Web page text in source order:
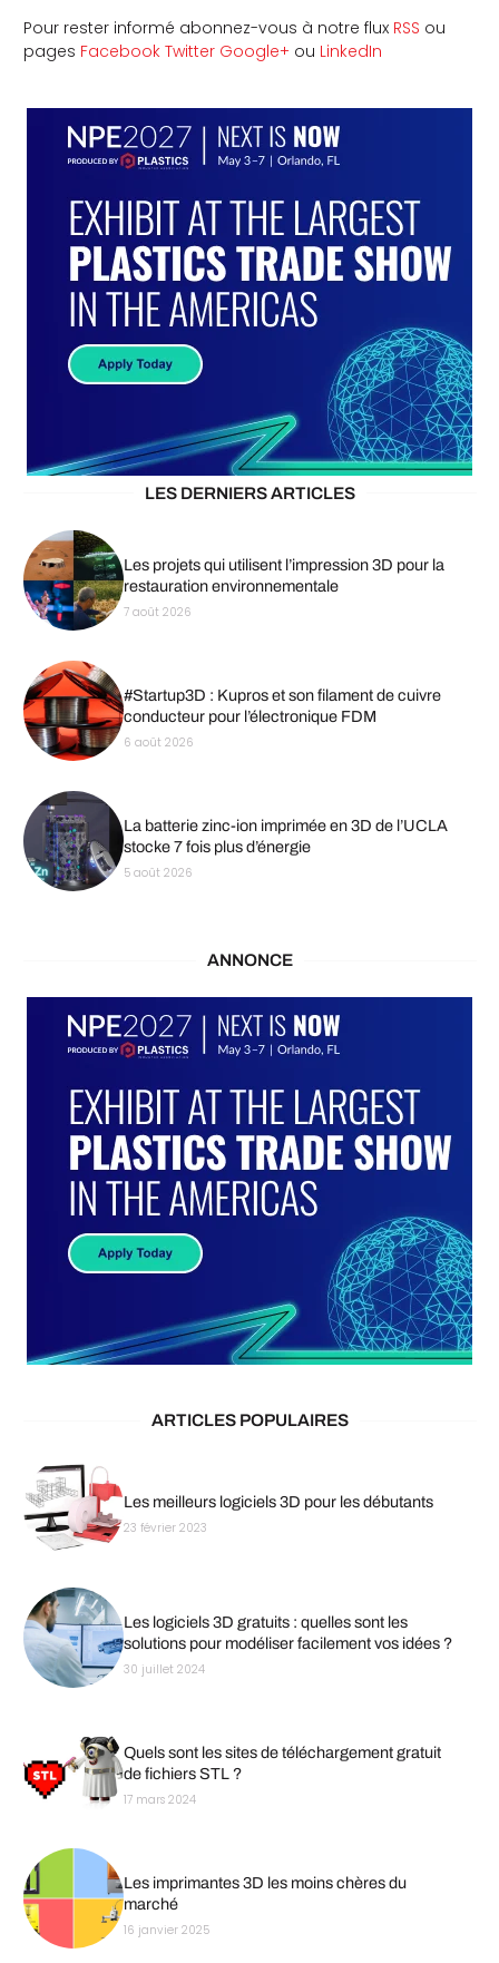
Pour rester informé abonnez-vous à notre flux RSS ou
pages Facebook Twitter Google+ ou LinkedIn
LES DERNIERS ARTICLES
Les projets qui utilisent l’impression 3D pour la
restauration environnementale
7 août 2026
#Startup3D : Kupros et son filament de cuivre
conducteur pour l’électronique FDM
6 août 2026
La batterie zinc-ion imprimée en 3D de l’UCLA
stocke 7 fois plus d’énergie
5 août 2026
ANNONCE
ARTICLES POPULAIRES
Les meilleurs logiciels 3D pour les débutants
23 février 2023
Les logiciels 3D gratuits : quelles sont les
solutions pour modéliser facilement vos idées ?
30 juillet 2024
Quels sont les sites de téléchargement gratuit
de fichiers STL ?
17 mars 2024
Les imprimantes 3D les moins chères du
marché
16 janvier 2025